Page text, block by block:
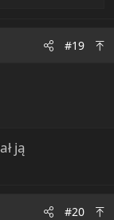
#19
ją
#20